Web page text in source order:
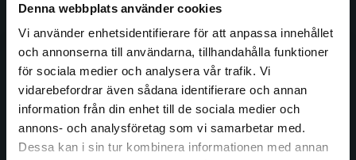
Denna webbplats använder cookies
Vi använder enhetsidentifierare för att anpassa innehållet
och annonserna till användarna, tillhandahålla funktioner
för sociala medier och analysera vår trafik. Vi
vidarebefordrar även sådana identifierare och annan
information från din enhet till de sociala medier och
annons- och analysföretag som vi samarbetar med.
Dessa kan i sin tur kombinera informationen med annan
Begränsad fraktregion
facklitteratur, utbildningar och digitala
informationstjänster i utbudet, finns Studentlitteratur med
längs hela kunskapsresan.
Kontakta oss
Kontakta oss